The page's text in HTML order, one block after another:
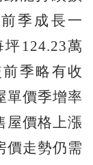
季成長一
124.23萬
季略有收
單價季增率
屋價格上漲
價走勢仍需